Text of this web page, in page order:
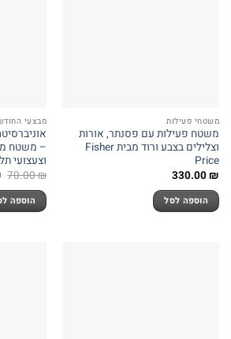
משטחי פעילות
משטח פעילות עם פסנתר, אורות
וצלילים בצבע ורוד מבית Fisher
Price
330.00₪
הוספה לסל
מבצעי
– משטח
וצעצועי
70.00₪
הוספה